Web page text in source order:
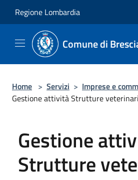
Regione Lombardia
Comune di
Home > Servizi > Imprese e
Gestione attività Strutture
Gestione
Strutture